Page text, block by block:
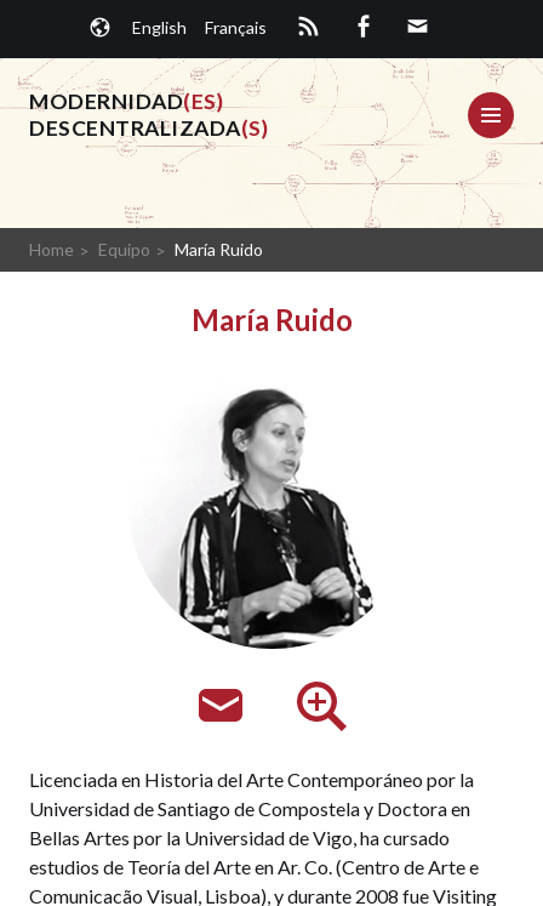
contenido.
English Français
MODERNIDAD(ES)
DESCENTRALIZADA(S)
Home Equipo María Ruido
María Ruido
Licenciada en Historia del Arte Contemporáneo por la
Universidad de Santiago de Compostela y Doctora en
Bellas Artes por la Universidad de Vigo, ha cursado
estudios de Teoría del Arte en Ar. Co. (Centro de Arte e
Comunicacão Visual, Lisboa), y durante 2008 fue Visiting